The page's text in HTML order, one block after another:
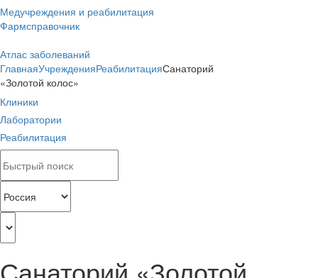
Медучреждения и реабилитация
Фармсправочник
Атлас заболеваний
ГлавнаяУчрежденияРеабилитацияСанаторий
«Золотой колос»
Клиники
Лаборатории
Реабилитация